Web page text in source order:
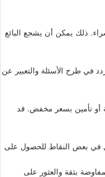
ذلك يمكن أن يشجع البائع
في طرح الأسئلة والتعبير عن
أو تأمين بسعر مخفض. قد
في بعض النقاط للحصول على
بثقة والعثور على